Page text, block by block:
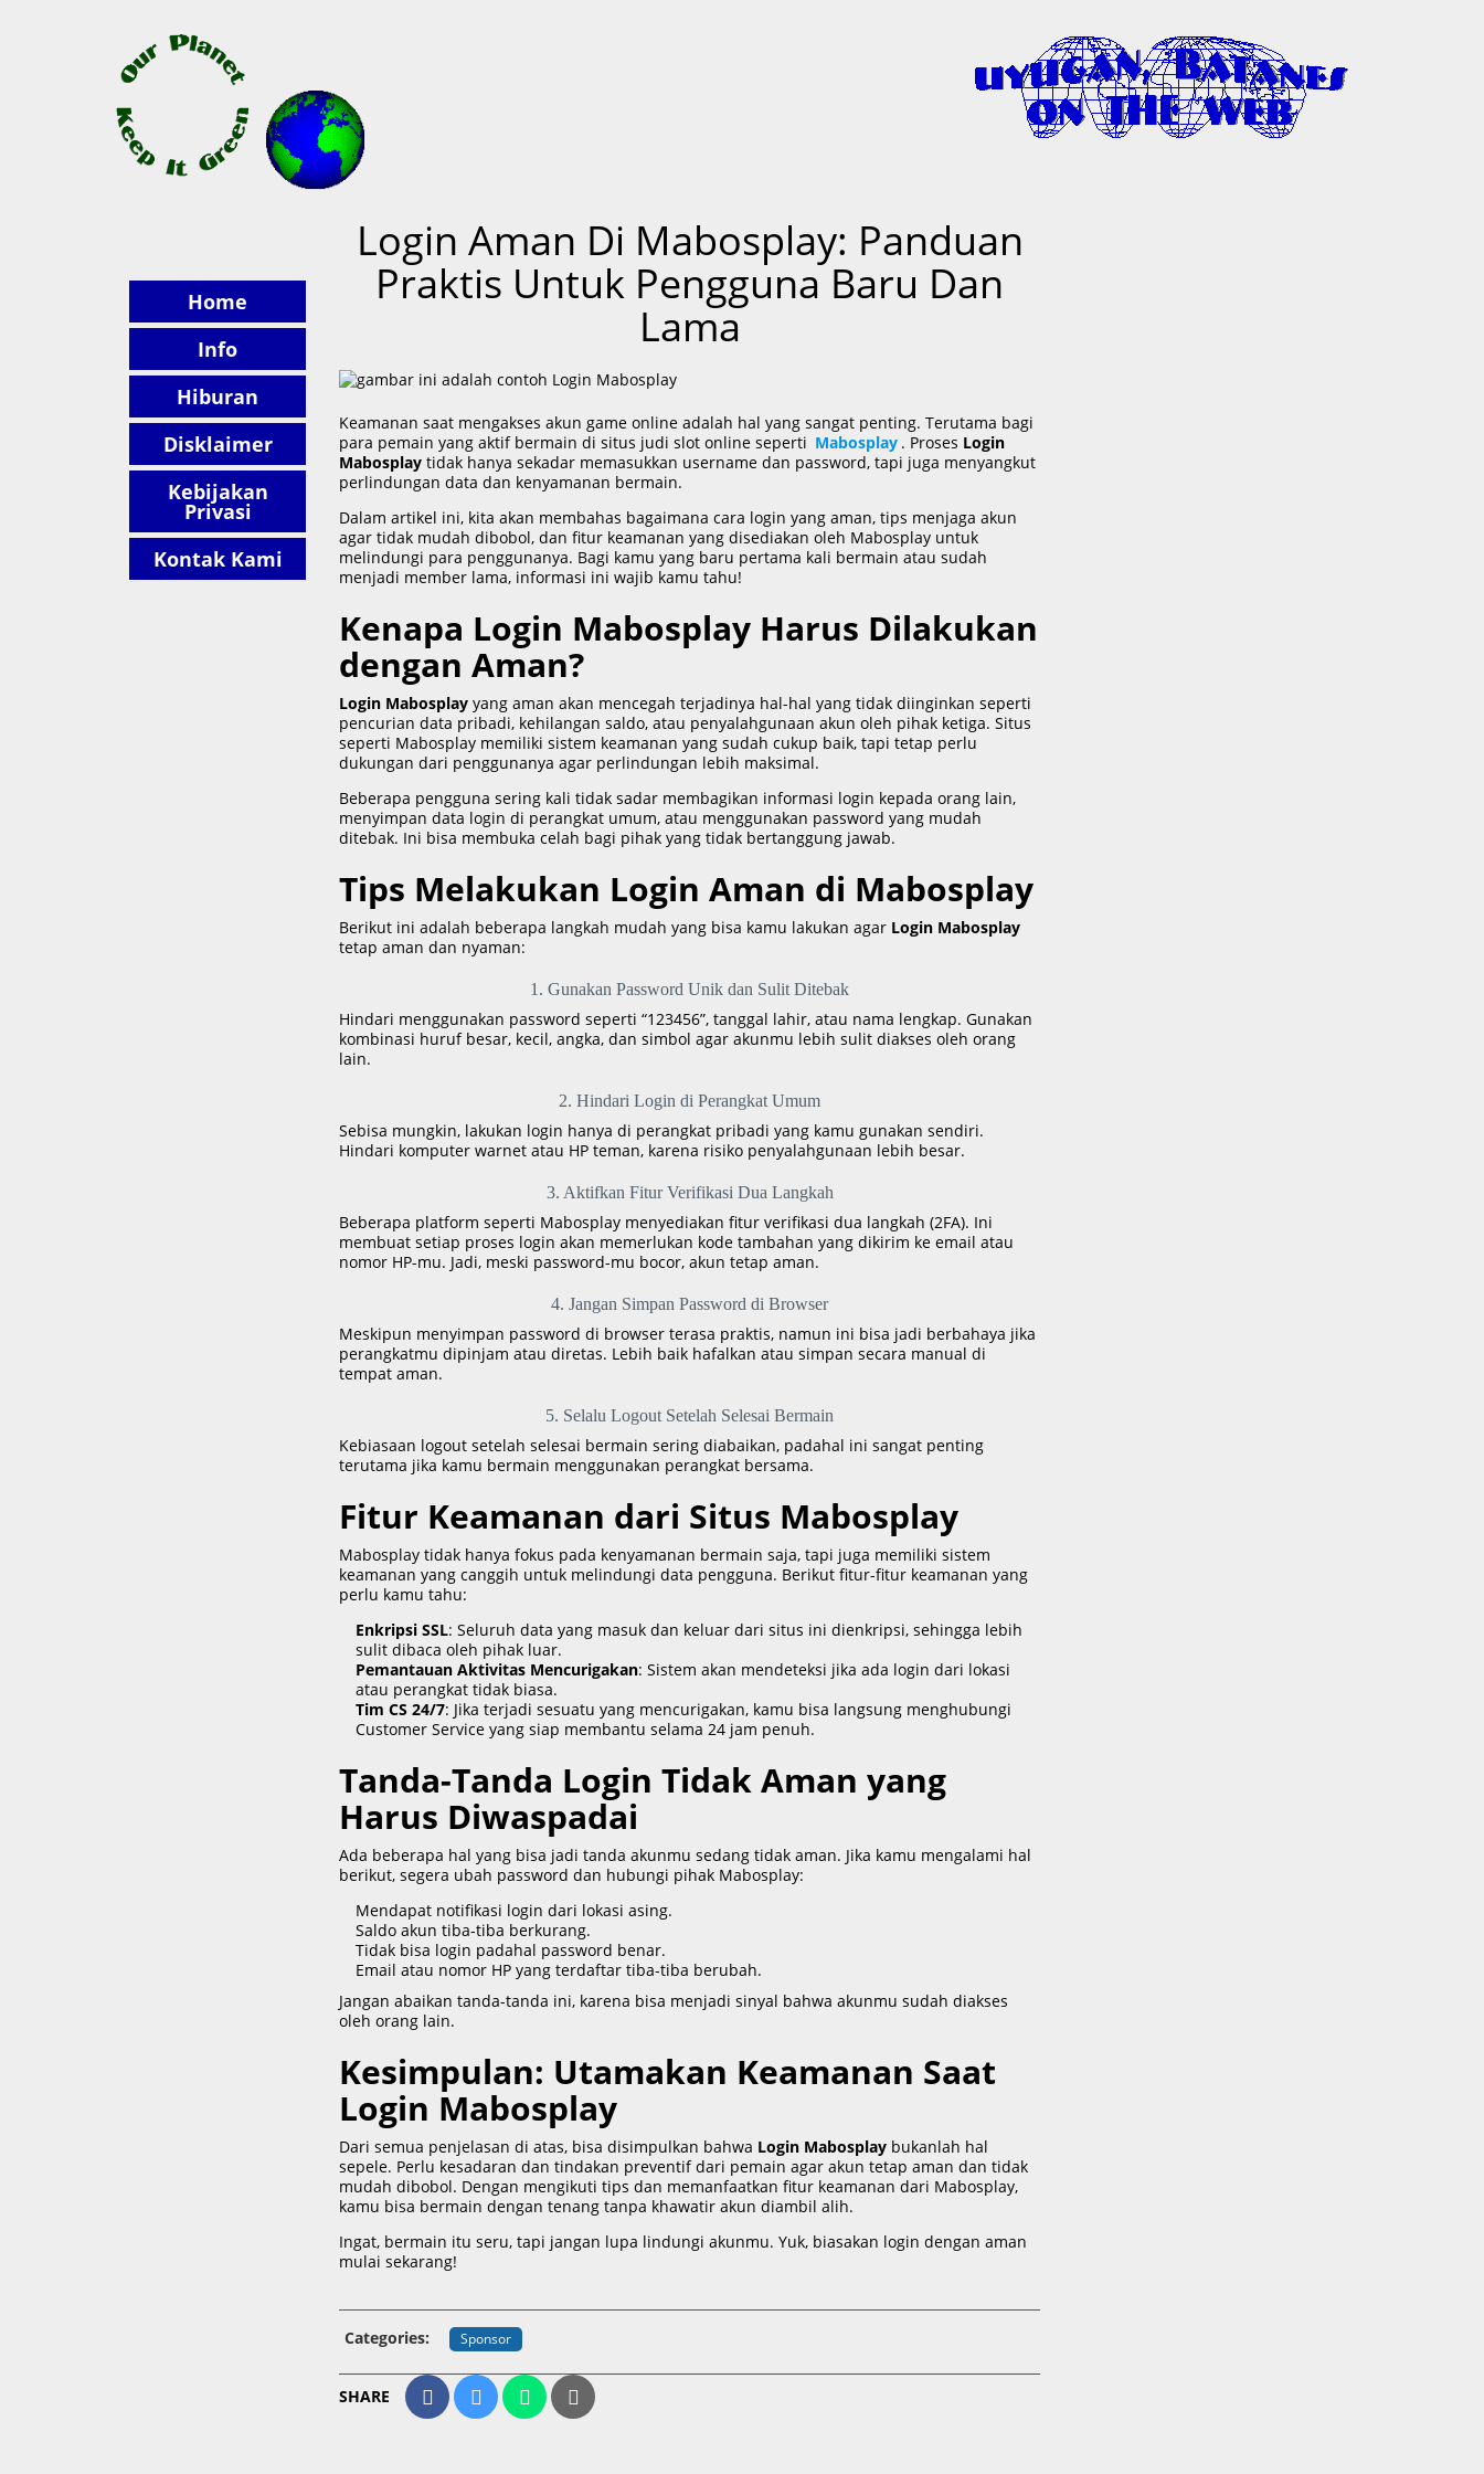
UYUGANBATANES.COM
Home
Info
Hiburan
Disklaimer
Kebijakan
Privasi
Kontak Kami
Login Aman Di Mabosplay: Panduan
Praktis Untuk Pengguna Baru Dan
Lama
Keamanan saat mengakses akun game online adalah hal yang sangat penting. Terutama bagi
para pemain yang aktif bermain di situs judi slot online seperti Mabosplay . Proses Login
Mabosplay tidak hanya sekadar memasukkan username dan password, tapi juga menyangkut
perlindungan data dan kenyamanan bermain.
Dalam artikel ini, kita akan membahas bagaimana cara login yang aman, tips menjaga akun
agar tidak mudah dibobol, dan fitur keamanan yang disediakan oleh Mabosplay untuk
melindungi para penggunanya. Bagi kamu yang baru pertama kali bermain atau sudah
menjadi member lama, informasi ini wajib kamu tahu!
Kenapa Login Mabosplay Harus Dilakukan
dengan Aman?
Login Mabosplay yang aman akan mencegah terjadinya hal-hal yang tidak diinginkan seperti
pencurian data pribadi, kehilangan saldo, atau penyalahgunaan akun oleh pihak ketiga. Situs
seperti Mabosplay memiliki sistem keamanan yang sudah cukup baik, tapi tetap perlu
dukungan dari penggunanya agar perlindungan lebih maksimal.
Beberapa pengguna sering kali tidak sadar membagikan informasi login kepada orang lain,
menyimpan data login di perangkat umum, atau menggunakan password yang mudah
ditebak. Ini bisa membuka celah bagi pihak yang tidak bertanggung jawab.
Tips Melakukan Login Aman di Mabosplay
Berikut ini adalah beberapa langkah mudah yang bisa kamu lakukan agar Login Mabosplay
tetap aman dan nyaman:
1. Gunakan Password Unik dan Sulit Ditebak
Hindari menggunakan password seperti “123456”, tanggal lahir, atau nama lengkap. Gunakan
kombinasi huruf besar, kecil, angka, dan simbol agar akunmu lebih sulit diakses oleh orang
lain.
2. Hindari Login di Perangkat Umum
Sebisa mungkin, lakukan login hanya di perangkat pribadi yang kamu gunakan sendiri.
Hindari komputer warnet atau HP teman, karena risiko penyalahgunaan lebih besar.
3. Aktifkan Fitur Verifikasi Dua Langkah
Beberapa platform seperti Mabosplay menyediakan fitur verifikasi dua langkah (2FA). Ini
membuat setiap proses login akan memerlukan kode tambahan yang dikirim ke email atau
nomor HP-mu. Jadi, meski password-mu bocor, akun tetap aman.
4. Jangan Simpan Password di Browser
Meskipun menyimpan password di browser terasa praktis, namun ini bisa jadi berbahaya jika
perangkatmu dipinjam atau diretas. Lebih baik hafalkan atau simpan secara manual di
tempat aman.
5. Selalu Logout Setelah Selesai Bermain
Kebiasaan logout setelah selesai bermain sering diabaikan, padahal ini sangat penting
terutama jika kamu bermain menggunakan perangkat bersama.
Fitur Keamanan dari Situs Mabosplay
Mabosplay tidak hanya fokus pada kenyamanan bermain saja, tapi juga memiliki sistem
keamanan yang canggih untuk melindungi data pengguna. Berikut fitur-fitur keamanan yang
perlu kamu tahu:
Enkripsi SSL: Seluruh data yang masuk dan keluar dari situs ini dienkripsi, sehingga lebih
sulit dibaca oleh pihak luar.
Pemantauan Aktivitas Mencurigakan: Sistem akan mendeteksi jika ada login dari lokasi
atau perangkat tidak biasa.
Tim CS 24/7: Jika terjadi sesuatu yang mencurigakan, kamu bisa langsung menghubungi
Customer Service yang siap membantu selama 24 jam penuh.
Tanda-Tanda Login Tidak Aman yang
Harus Diwaspadai
Ada beberapa hal yang bisa jadi tanda akunmu sedang tidak aman. Jika kamu mengalami hal
berikut, segera ubah password dan hubungi pihak Mabosplay:
Mendapat notifikasi login dari lokasi asing.
Saldo akun tiba-tiba berkurang.
Tidak bisa login padahal password benar.
Email atau nomor HP yang terdaftar tiba-tiba berubah.
Jangan abaikan tanda-tanda ini, karena bisa menjadi sinyal bahwa akunmu sudah diakses
oleh orang lain.
Kesimpulan: Utamakan Keamanan Saat
Login Mabosplay
Dari semua penjelasan di atas, bisa disimpulkan bahwa Login Mabosplay bukanlah hal
sepele. Perlu kesadaran dan tindakan preventif dari pemain agar akun tetap aman dan tidak
mudah dibobol. Dengan mengikuti tips dan memanfaatkan fitur keamanan dari Mabosplay,
kamu bisa bermain dengan tenang tanpa khawatir akun diambil alih.
Ingat, bermain itu seru, tapi jangan lupa lindungi akunmu. Yuk, biasakan login dengan aman
mulai sekarang!
Categories: Sponsor
SHARE